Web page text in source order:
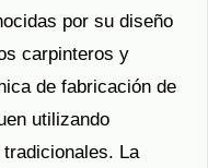
por su diseño
carpinteros y
de fabricación de
utilizando
La